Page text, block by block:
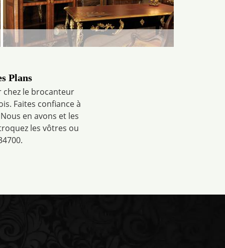
Plans
chez le brocanteur
Faites confiance à
en avons et les
les vôtres ou